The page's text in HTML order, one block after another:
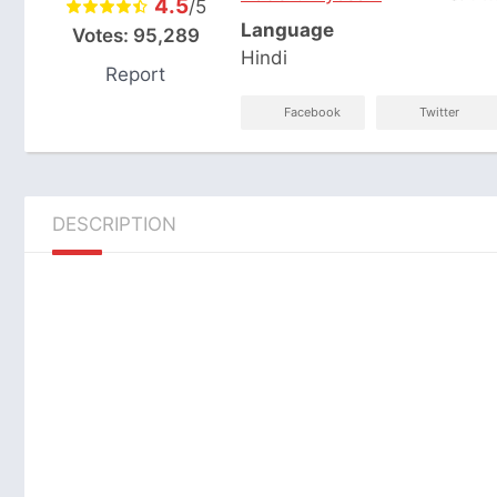
4.5/5
Votes: 95,289
Report
Language
Hindi
Facebook Twitter
DESCRIPTION